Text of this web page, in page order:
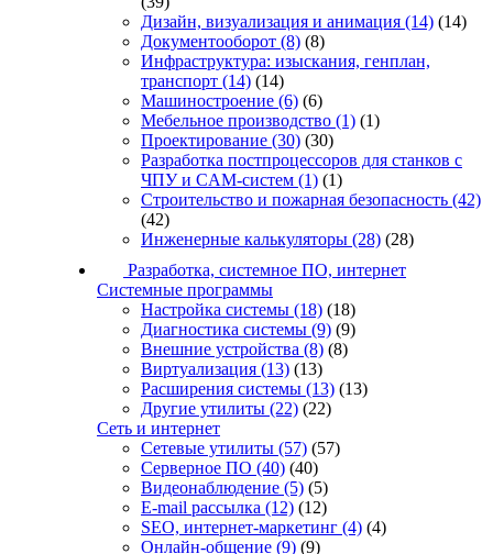
Дизайн, визуализация и анимация (14) (14)
Документооборот (8) (8)
Инфраструктура: изыскания, генплан,
транспорт (14) (14)
Машиностроение (6) (6)
Мебельное производство (1) (1)
Проектирование (30) (30)
Разработка постпроцессоров для станков с
ЧПУ и CAM-систем (1) (1)
Строительство и пожарная безопасность (42)
(42)
Инженерные калькуляторы (28) (28)
Разработка, системное ПО, интернет
Системные программы
Настройка системы (18) (18)
Диагностика системы (9) (9)
Внешние устройства (8) (8)
Виртуализация (13) (13)
Расширения системы (13) (13)
Другие утилиты (22) (22)
Сеть и интернет
Сетевые утилиты (57) (57)
Серверное ПО (40) (40)
Видеонаблюдение (5) (5)
E-mail рассылка (12) (12)
SEO, интернет-маркетинг (4) (4)
Онлайн-общение (9) (9)